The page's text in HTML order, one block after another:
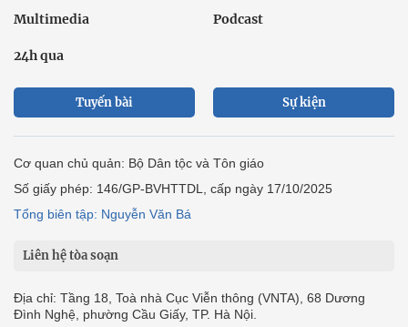
Multimedia Podcast
24h qua
Tuyến bài Sự kiện
Cơ quan chủ quản: Bộ Dân tộc và Tôn giáo
Số giấy phép: 146/GP-BVHTTDL, cấp ngày 17/10/2025
Tổng biên tập: Nguyễn Văn Bá
Liên hệ tòa soạn
Địa chỉ: Tầng 18, Toà nhà Cục Viễn thông (VNTA), 68 Dương
Đình Nghệ, phường Cầu Giấy, TP. Hà Nội.